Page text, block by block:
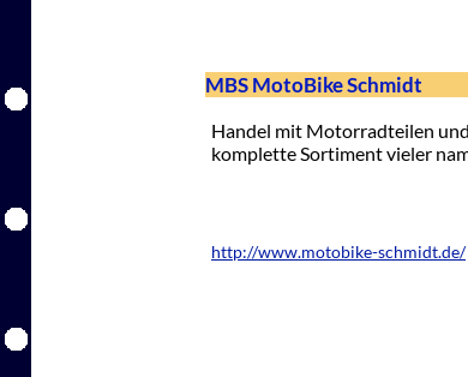
MBS MotoBike Schmidt
Handel mit Motorradteilen
komplette Sortiment vieler
http://www.motobike-schmidt.de/